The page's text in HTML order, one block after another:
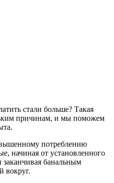
стали больше? Такая
причинам, и мы поможем
потреблению
начиная от установленного
банальным
вокруг.